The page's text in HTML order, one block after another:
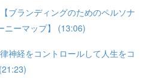
ブランディングのためのペルソナ
ニーマップ】 (13:06)
神経をコントロールして人生をコ